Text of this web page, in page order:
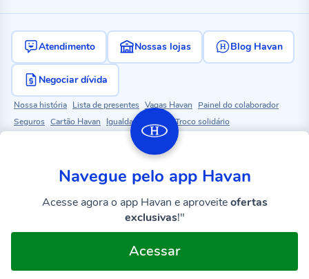
Navegue pelo app Havan
Acesse agora o app Havan e aproveiteofertas
exclusivas!"
Acessar
Atendimento Nossas lojas Blog Havan
Negociar dívida
Nossa história Lista de presentes Vagas Havan
Painel do colaborador
Seguros Cartão Havan Igualdade salarial
Troco solidário
Baixe o Aplicativo Havan
Havan Labs
© 1986 - 2026 HAVAN S.A. CNPJ: 79.379.491.0008-50 | Rod. Antônio Heil,